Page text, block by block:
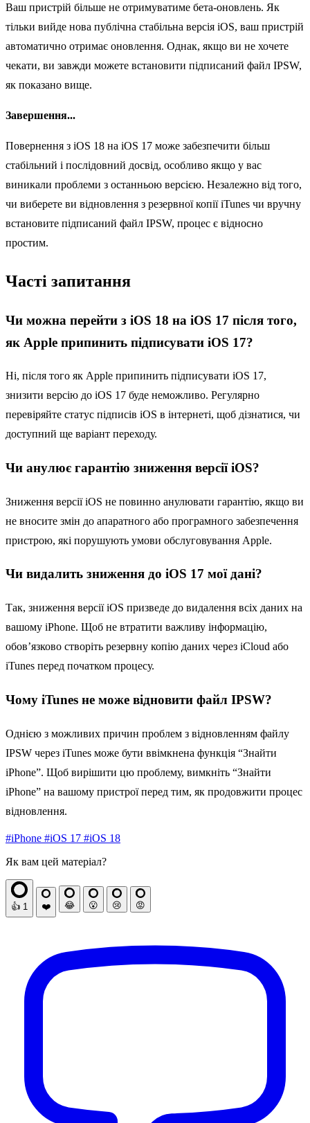
Ваш пристрій більше не отримуватиме бета-оновлень. Як
тільки вийде нова публічна стабільна версія iOS, ваш пристрій
автоматично отримає оновлення. Однак, якщо ви не хочете
чекати, ви завжди можете встановити підписаний файл IPSW,
як показано вище.
Завершення...
Повернення з iOS 18 на iOS 17 може забезпечити більш
стабільний і послідовний досвід, особливо якщо у вас
виникали проблеми з останньою версією. Незалежно від того,
чи виберете ви відновлення з резервної копії iTunes чи вручну
встановите підписаний файл IPSW, процес є відносно
простим.
Часті запитання
Чи можна перейти з iOS 18 на iOS 17 після того,
як Apple припинить підписувати iOS 17?
Ні, після того як Apple припинить підписувати iOS 17,
знизити версію до iOS 17 буде неможливо. Регулярно
перевіряйте статус підписів iOS в інтернеті, щоб дізнатися, чи
доступний ще варіант переходу.
Чи анулює гарантію зниження версії iOS?
Зниження версії iOS не повинно анулювати гарантію, якщо ви
не вносите змін до апаратного або програмного забезпечення
пристрою, які порушують умови обслуговування Apple.
Чи видалить зниження до iOS 17 мої дані?
Так, зниження версії iOS призведе до видалення всіх даних на
вашому iPhone. Щоб не втратити важливу інформацію,
обов’язково створіть резервну копію даних через iCloud або
iTunes перед початком процесу.
Чому iTunes не може відновити файл IPSW?
Однією з можливих причин проблем з відновленням файлу
IPSW через iTunes може бути ввімкнена функція “Знайти
iPhone”. Щоб вирішити цю проблему, вимкніть “Знайти
iPhone” на вашому пристрої перед тим, як продовжити процес
відновлення.
#iPhone #iOS 17 #iOS 18
Як вам цей матеріал?
👍 1 ❤️ 😂 😮 😢 😡